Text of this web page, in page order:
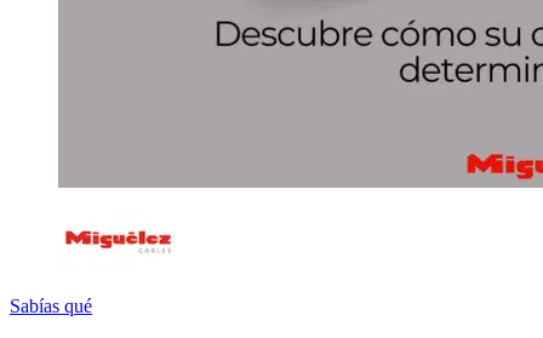
Sabías qué